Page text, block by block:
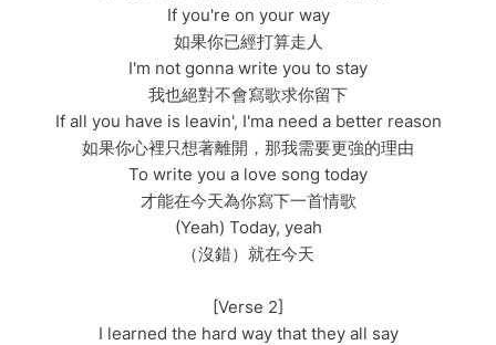
If you're on your way
如果你已經打算走人
I'm not gonna write you to stay
我也絕對不會寫歌求你留下
If all you have is leavin', I'ma need a better reason
如果你心裡只想著離開，那我需要更強的理由
To write you a love song today
才能在今天為你寫下一首情歌
(Yeah) Today, yeah
（沒錯）就在今天
[Verse 2]
I learned the hard way that they all say